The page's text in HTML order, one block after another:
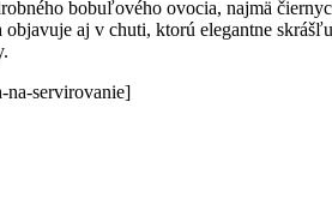
bobuľového ovocia, najmä
aj v chuti, ktorú elegantne
na-servirovanie]